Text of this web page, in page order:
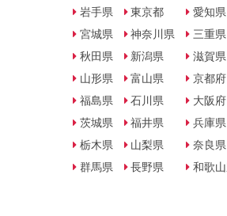
岩手県
宮城県
秋田県
山形県
福島県
茨城県
栃木県
群馬県
東京都
神奈川県
新潟県
富山県
石川県
福井県
山梨県
長野県
愛知県
三重県
滋賀県
京都府
大阪府
兵庫県
奈良県
和歌